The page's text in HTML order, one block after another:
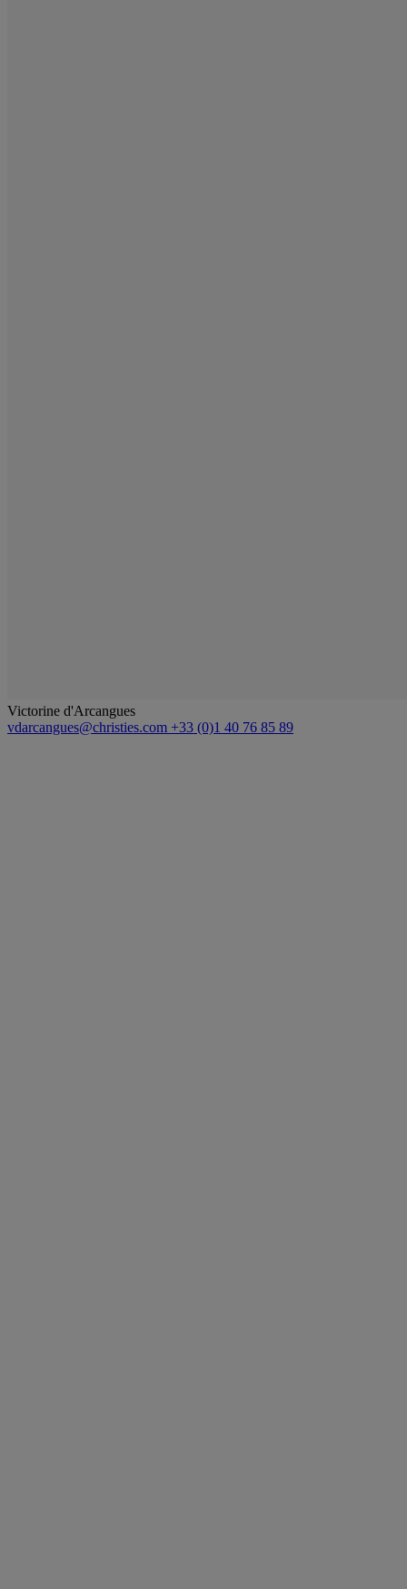
Victorine d'Arcangues
vdarcangues@christies.com +33 (0)1 40 76 85 89